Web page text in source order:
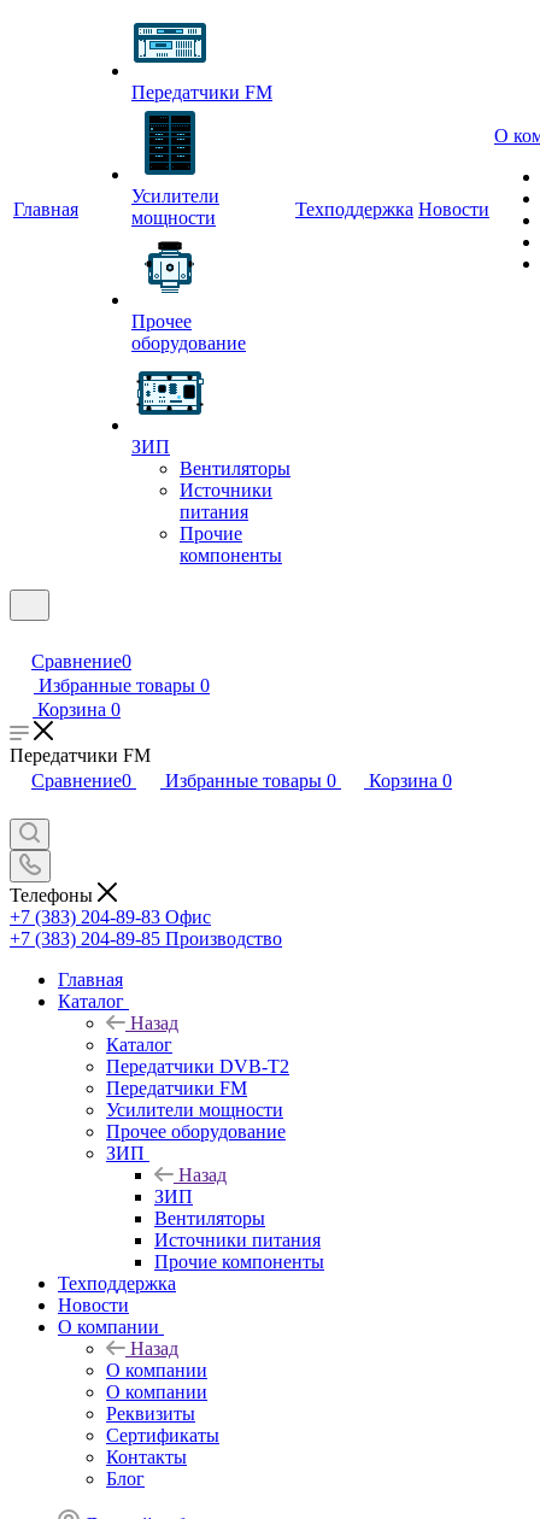
Главная
Передатчики FM
Усилители
мощности
Прочее
оборудование
ЗИП
Вентиляторы
Источники
питания
Прочие
компоненты
Техподдержка Новости
О
Сравнение0
Избранные товары 0
Корзина 0
Передатчики FM
Сравнение0 Избранные товары 0 Корзина 0
Телефоны
+7 (383) 204-89-83 Офис
+7 (383) 204-89-85 Производство
Главная
Каталог
Назад
Каталог
Передатчики DVB-T2
Передатчики FM
Усилители мощности
Прочее оборудование
ЗИП
Назад
ЗИП
Вентиляторы
Источники питания
Прочие компоненты
Техподдержка
Новости
О компании
Назад
О компании
О компании
Реквизиты
Сертификаты
Контакты
Блог